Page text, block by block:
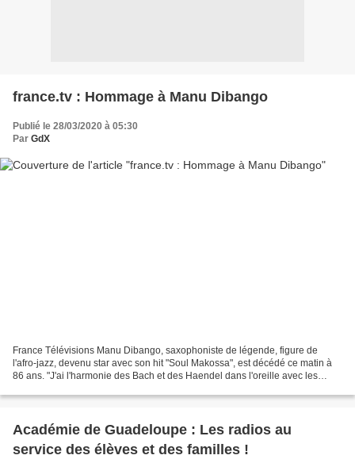
france.tv : Hommage à Manu Dibango
Publié le 28/03/2020 à 05:30
Par GdX
France Télévisions Manu Dibango, saxophoniste de légende, figure de
l'afro-jazz, devenu star avec son hit "Soul Makossa", est décédé ce matin à
86 ans. "J'ai l'harmonie des Bach et des Haendel dans l'oreille avec les
Académie de Guadeloupe : Les radios au
service des élèves et des familles !